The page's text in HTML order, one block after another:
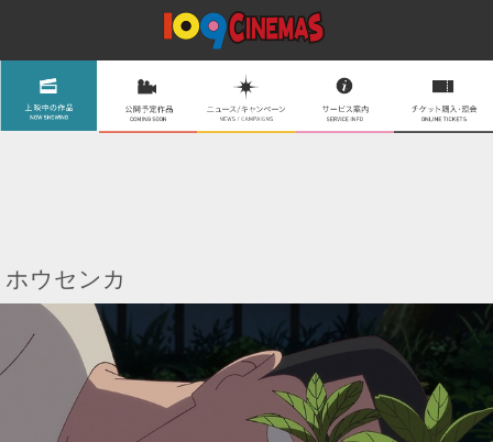
ホウセンカ